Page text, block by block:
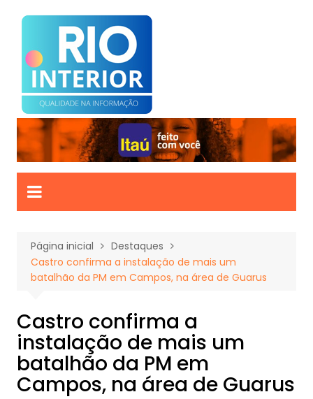
para
conteúdo
Página inicial
Destaques
Castro confirma a instalação de mais um
batalhão da PM em Campos, na área de Guarus
Castro confirma a
instalação de mais um
batalhão da PM em
Campos, na área de Guarus